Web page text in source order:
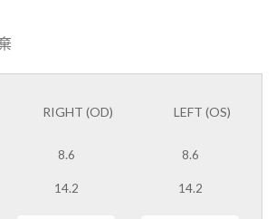
RIGHT (OD) LEFT (OS)
8.6 8.6
14.2 14.2